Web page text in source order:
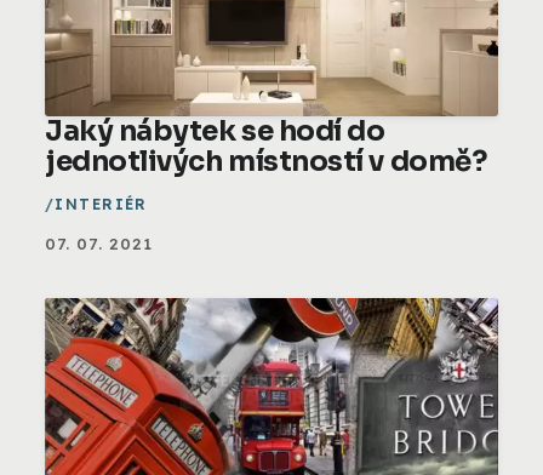
Jaký nábytek se hodí do
jednotlivých místností v domě?
INTERIÉR
07. 07. 2021